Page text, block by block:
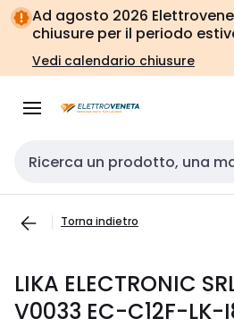
Vai alla
navigazione
Vai
alla
pagina
Ad agosto 2026
chiusure per il periodo
Vedi calendario chiusure
Cerca input
Torna indietro
LIKA ELECTRONIC
V0033 EC-C12F-LK-